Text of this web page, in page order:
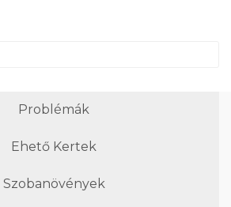
Problémák
Ehető Kertek
Szobanövények